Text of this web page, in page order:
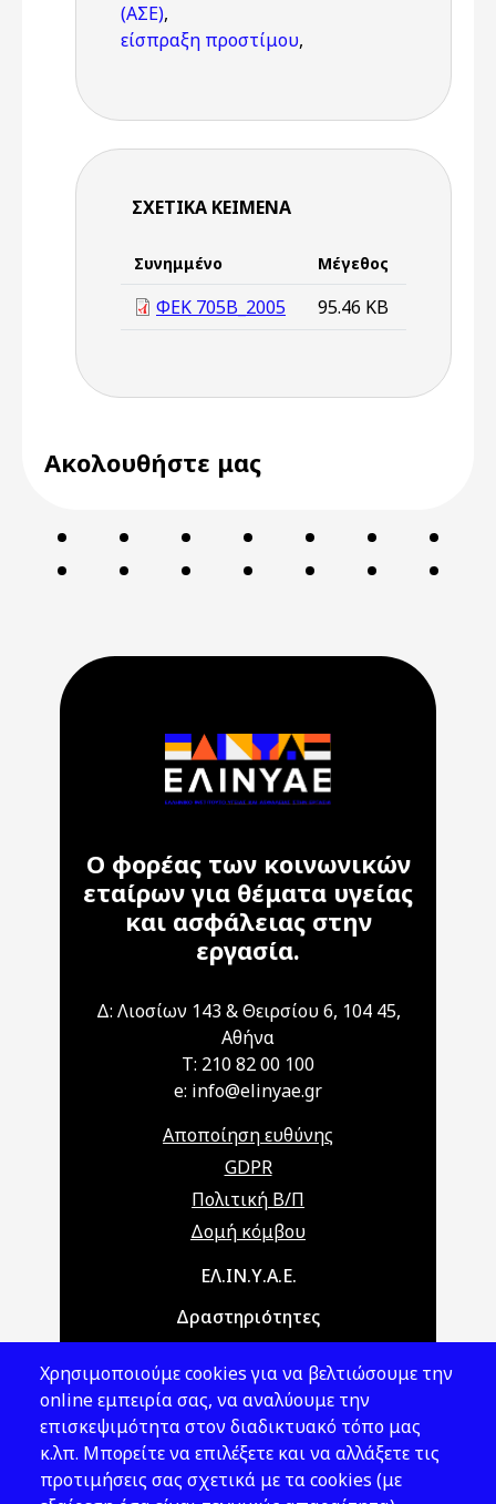
(ΑΣΕ),
είσπραξη προστίμου,
ΣΧΕΤΙΚΆ ΚΕΊΜΕΝΑ
Συνημμένο Μέγεθος
ΦΕΚ 705Β_2005 95.46 KB
Ακολουθήστε μας
Ο φορέας των κοινωνικών
εταίρων για θέματα υγείας
και ασφάλειας στην
εργασία.
Δ: Λιοσίων 143 & Θειρσίου 6, 104 45,
Αθήνα
T: 210 82 00 100
e: info@elinyae.gr
Αποποίηση ευθύνης
GDPR
Πολιτική Β/Π
Δομή κόμβου
Main navigationΕΛ.ΙΝ.Υ.Α.Ε.
Δραστηριότητες
Νομοθεσία
Εκδόσεις
Νέα - Εκδηλώσεις
Χρησιμοποιούμε cookies για να βελτιώσουμε την
online εμπειρία σας, να αναλύουμε την
επισκεψιμότητα στον διαδικτυακό τόπο μας
κ.λπ. Μπορείτε να επιλέξετε και να αλλάξετε τις
προτιμήσεις σας σχετικά με τα cookies (με